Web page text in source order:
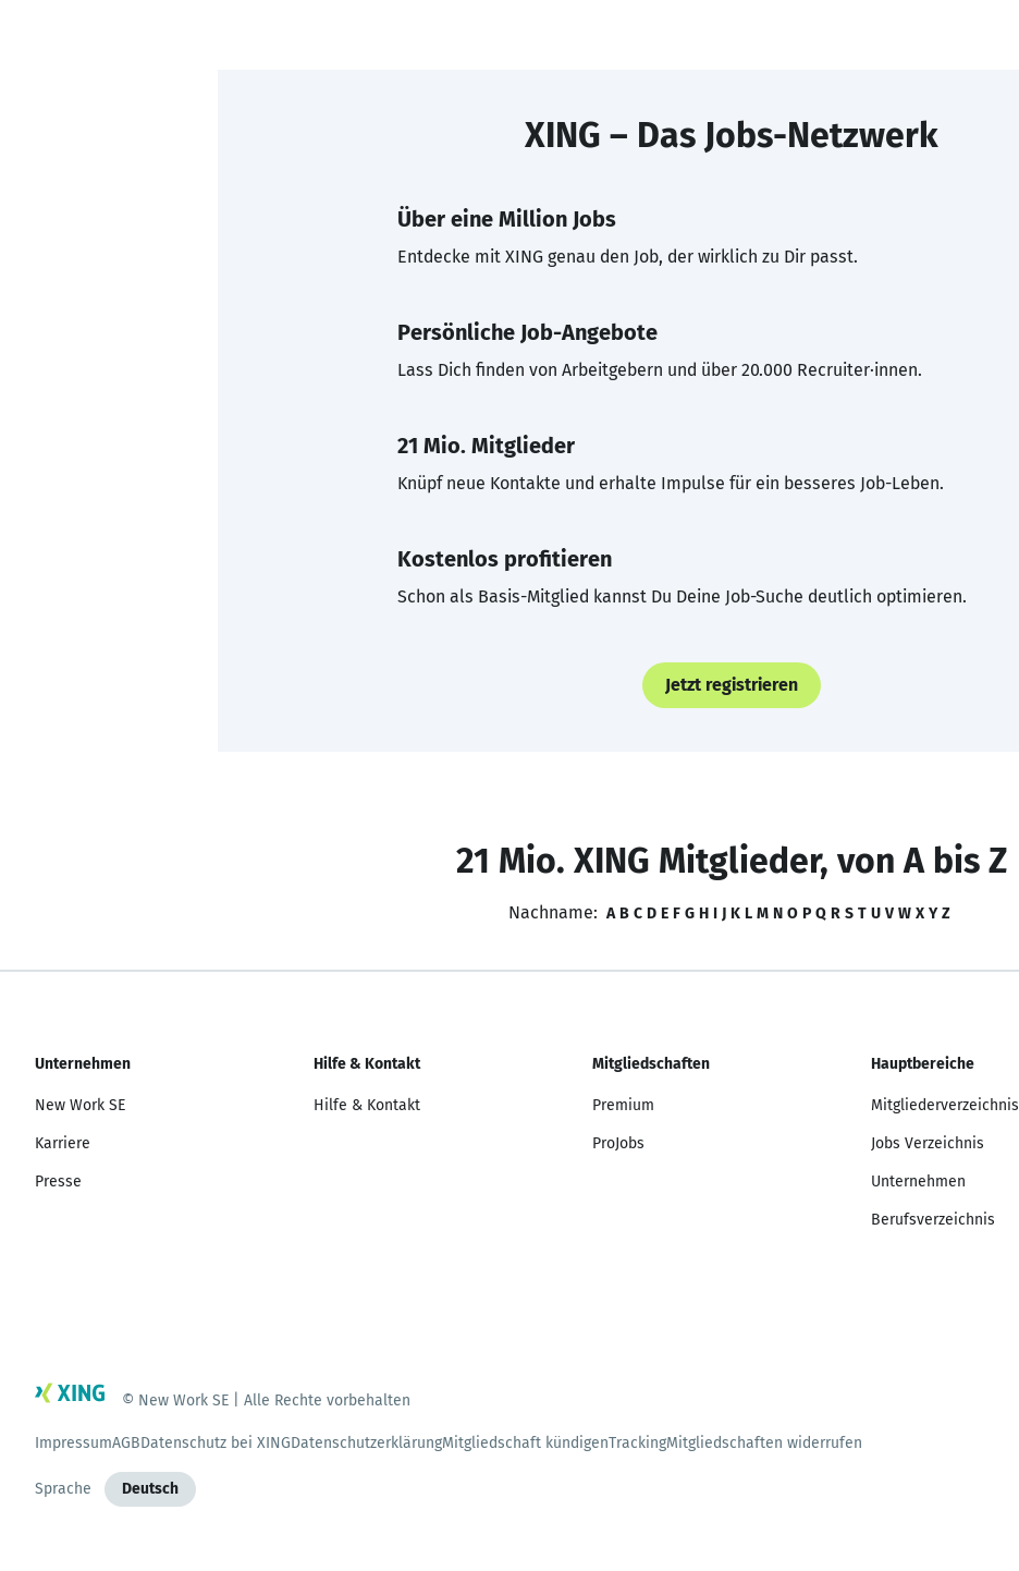
XING – Das Jobs-Netzwerk
Über eine Million Jobs
Entdecke mit XING genau den Job, der wirklich zu Dir passt.
Persönliche Job-Angebote
Lass Dich finden von Arbeitgebern und über 20.000 Recruiter·innen.
21 Mio. Mitglieder
Knüpf neue Kontakte und erhalte Impulse für ein besseres Job-Leben.
Kostenlos profitieren
Schon als Basis-Mitglied kannst Du Deine Job-Suche deutlich optimieren.
Jetzt registrieren
21 Mio. XING Mitglieder, von A bis Z
Nachname: A B C D E F G H I J K L M N O P Q R S T U V W X Y Z
Unternehmen
New Work SE
Karriere
Presse
Hilfe & Kontakt
Hilfe & Kontakt
Mitgliedschaften
Premium
ProJobs
Hauptbereiche
Mitgliederverzeichnis
Jobs Verzeichnis
Unternehmen
Berufsverzeichnis
© New Work SE | Alle Rechte vorbehalten
ImpressumAGBDatenschutz bei XINGDatenschutzerklärungMitgliedschaft kündigenTrackingMitgliedschaften widerrufen
Sprache Deutsch